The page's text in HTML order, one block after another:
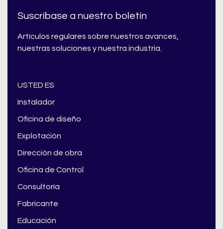
Suscríbase a nuestro boletín
Artículos regulares sobre nuestros avances,
nuestras soluciones y nuestra industria.
USTED ES
Instalador
Oficina de diseño
Explotación
Dirección de obra
Oficina de Control
Consultoría
Fabricante
Educación